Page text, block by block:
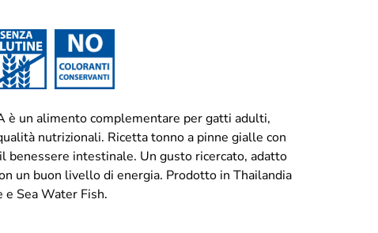
è un alimento complementare per gatti adulti,
nutrizionali. Ricetta tonno a pinne gialle con
benessere intestinale. Un gusto ricercato, adatto
un buon livello di energia. Prodotto in Thailandia
Sea Water Fish.